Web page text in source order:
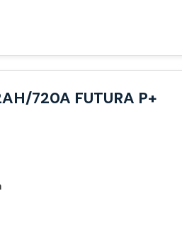
720A FUTURA P+